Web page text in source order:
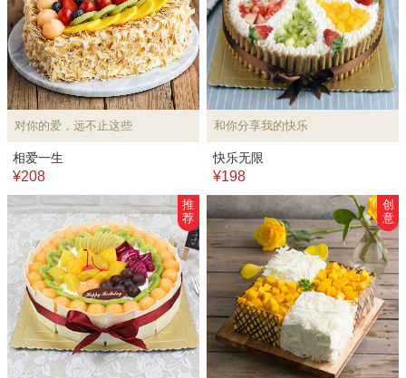
对你的爱，远不止这些
相爱一生
¥208
和你分享我的快乐
快乐无限
¥198
推
荐
创
意